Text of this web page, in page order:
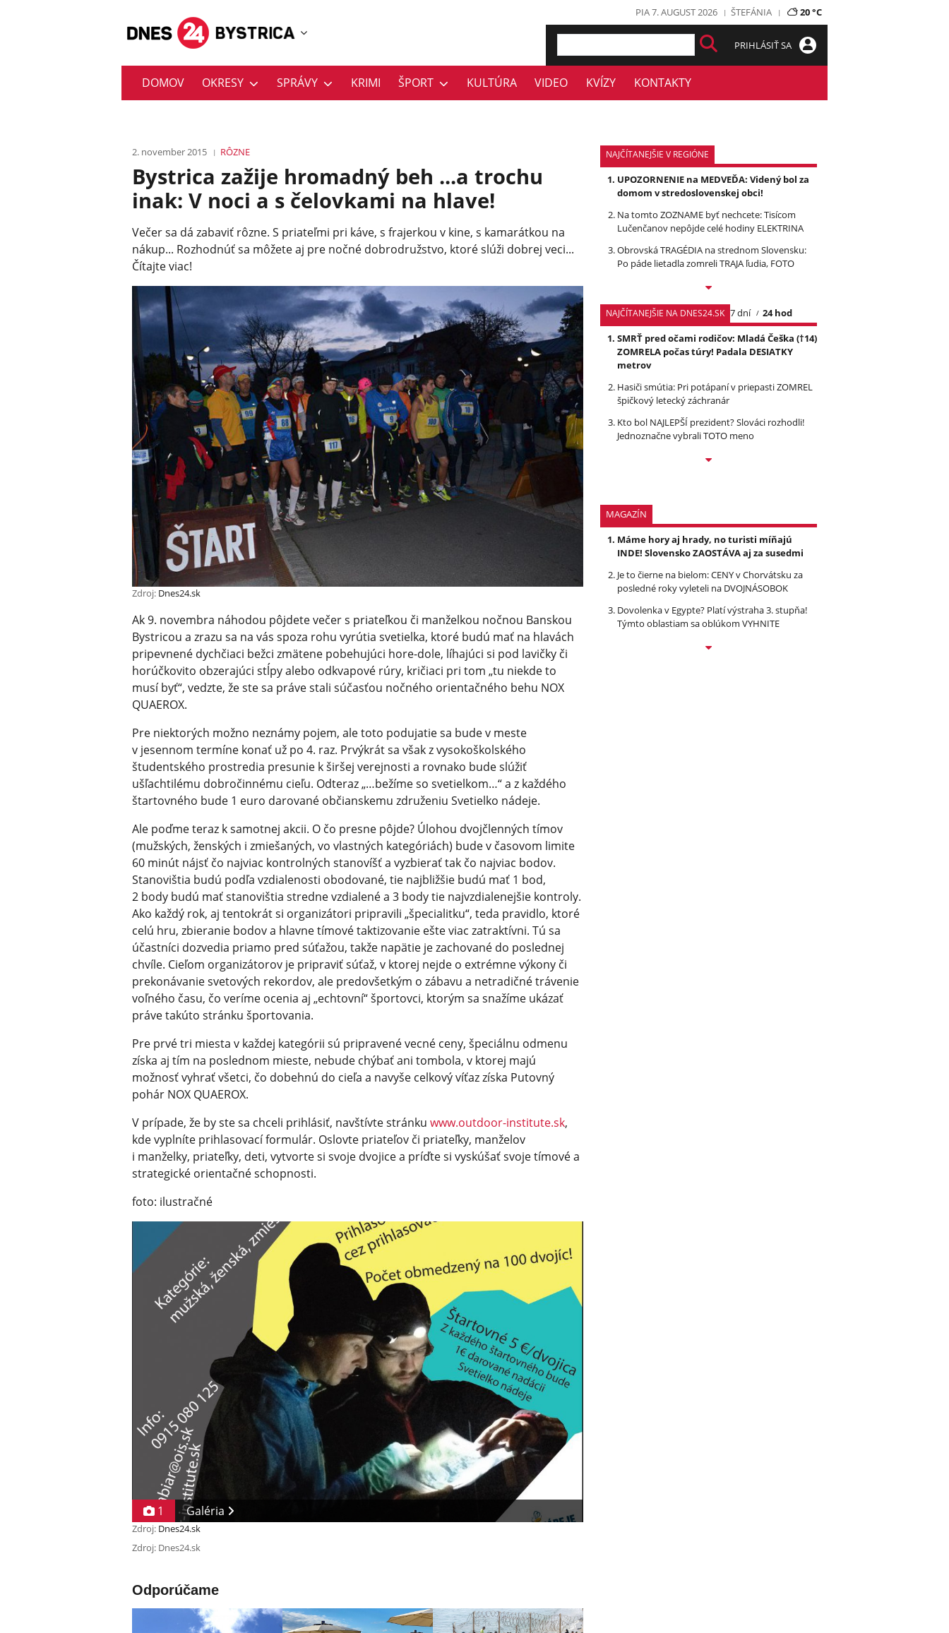
PIA 7. AUGUST 2026 ŠTEFÁNIA 20 °C
PRIHLÁSIŤ SA
DOMOV OKRESY SPRÁVY KRIMI ŠPORT KULTÚRA VIDEO KVÍZY KONTAKTY
2. november 2015 RÔZNE
Bystrica zažije hromadný beh ...a trochu
inak: V noci a s čelovkami na hlave!
Večer sa dá zabaviť rôzne. S priateľmi pri káve, s frajerkou v kine, s kamarátkou na
nákup... Rozhodnúť sa môžete aj pre nočné dobrodružstvo, ktoré slúži dobrej veci...
Čítajte viac!
Zdroj: Dnes24.sk
Ak 9. novembra náhodou pôjdete večer s priateľkou či manželkou nočnou Banskou
Bystricou a zrazu sa na vás spoza rohu vyrútia svetielka, ktoré budú mať na hlavách
pripevnené dychčiaci bežci zmätene pobehujúci hore-dole, líhajúci si pod lavičky či
horúčkovito obzerajúci stĺpy alebo odkvapové rúry, kričiaci pri tom „tu niekde to
musí byť“, vedzte, že ste sa práve stali súčasťou nočného orientačného behu NOX
QUAEROX.
Pre niektorých možno neznámy pojem, ale toto podujatie sa bude v meste
v jesennom termíne konať už po 4. raz. Prvýkrát sa však z vysokoškolského
študentského prostredia presunie k širšej verejnosti a rovnako bude slúžiť
ušľachtilému dobročinnému cieľu. Odteraz „…bežíme so svetielkom…“ a z každého
štartovného bude 1 euro darované občianskemu združeniu Svetielko nádeje.
Ale poďme teraz k samotnej akcii. O čo presne pôjde? Úlohou dvojčlenných tímov
(mužských, ženských i zmiešaných, vo vlastných kategóriách) bude v časovom limite
60 minút nájsť čo najviac kontrolných stanovíšť a vyzbierať tak čo najviac bodov.
Stanovištia budú podľa vzdialenosti obodované, tie najbližšie budú mať 1 bod,
2 body budú mať stanovištia stredne vzdialené a 3 body tie najvzdialenejšie kontroly.
Ako každý rok, aj tentokrát si organizátori pripravili „špecialitku“, teda pravidlo, ktoré
celú hru, zbieranie bodov a hlavne tímové taktizovanie ešte viac zatraktívni. Tú sa
účastníci dozvedia priamo pred súťažou, takže napätie je zachované do poslednej
chvíle. Cieľom organizátorov je pripraviť súťaž, v ktorej nejde o extrémne výkony či
prekonávanie svetových rekordov, ale predovšetkým o zábavu a netradičné trávenie
voľného času, čo veríme ocenia aj „echtovní“ športovci, ktorým sa snažíme ukázať
práve takúto stránku športovania.
Pre prvé tri miesta v každej kategórii sú pripravené vecné ceny, špeciálnu odmenu
získa aj tím na poslednom mieste, nebude chýbať ani tombola, v ktorej majú
možnosť vyhrať všetci, čo dobehnú do cieľa a navyše celkový víťaz získa Putovný
pohár NOX QUAEROX.
V prípade, že by ste sa chceli prihlásiť, navštívte stránku www.outdoor-institute.sk,
kde vyplníte prihlasovací formulár. Oslovte priateľov či priateľky, manželov
i manželky, priateľky, deti, vytvorte si svoje dvojice a príďte si vyskúšať svoje tímové a
strategické orientačné schopnosti.
foto: ilustračné
1 Galéria
Zdroj: Dnes24.sk
Zdroj: Dnes24.sk
Odporúčame
NAJČÍTANEJŠIE V REGIÓNE
UPOZORNENIE na MEDVEĎA: Videný bol za
domom v stredoslovenskej obci!
Na tomto ZOZNAME byť nechcete: Tisícom
Lučenčanov nepôjde celé hodiny ELEKTRINA
Obrovská TRAGÉDIA na strednom Slovensku:
Po páde lietadla zomreli TRAJA ľudia, FOTO
NAJČÍTANEJŠIE NA DNES24.SK 7 dní
24 hod
SMRŤ pred očami rodičov: Mladá Češka (†14)
ZOMRELA počas túry! Padala DESIATKY
metrov
Hasiči smútia: Pri potápaní v priepasti ZOMREL
špičkový letecký záchranár
Kto bol NAJLEPŠÍ prezident? Slováci rozhodli!
Jednoznačne vybrali TOTO meno
MAGAZÍN
Máme hory aj hrady, no turisti míňajú
INDE! Slovensko ZAOSTÁVA aj za susedmi
Je to čierne na bielom: CENY v Chorvátsku za
posledné roky vyleteli na DVOJNÁSOBOK
Dovolenka v Egypte? Platí výstraha 3. stupňa!
Týmto oblastiam sa oblúkom VYHNITE